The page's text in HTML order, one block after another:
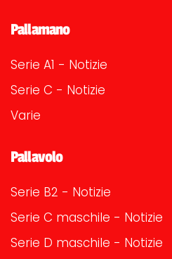
Pallamano
Serie A1 - Notizie
Serie C - Notizie
Varie
Pallavolo
Serie B2 - Notizie
Serie C maschile - Notizie
Serie D maschile - Notizie